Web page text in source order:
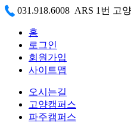
031.918.6008 ARS 1번 고
홈
로그인
회원가입
사이트맵
오시는길
고양캠퍼스
파주캠퍼스